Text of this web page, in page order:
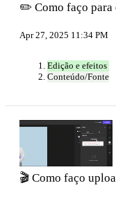
✏️ Como faço para
Apr 27, 2025 11:34 PM
Edição e efeitos
Conteúdo/Fonte
🎬 Como faço